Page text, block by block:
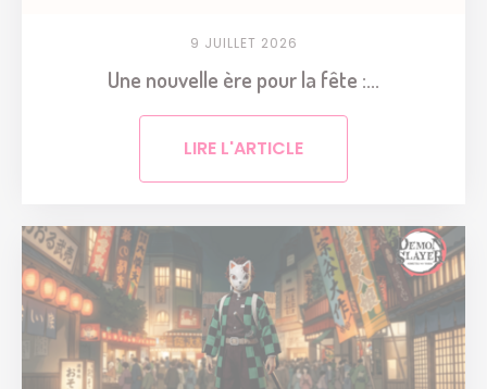
9 JUILLET 2026
Une nouvelle ère pour la fête :...
LIRE L'ARTICLE